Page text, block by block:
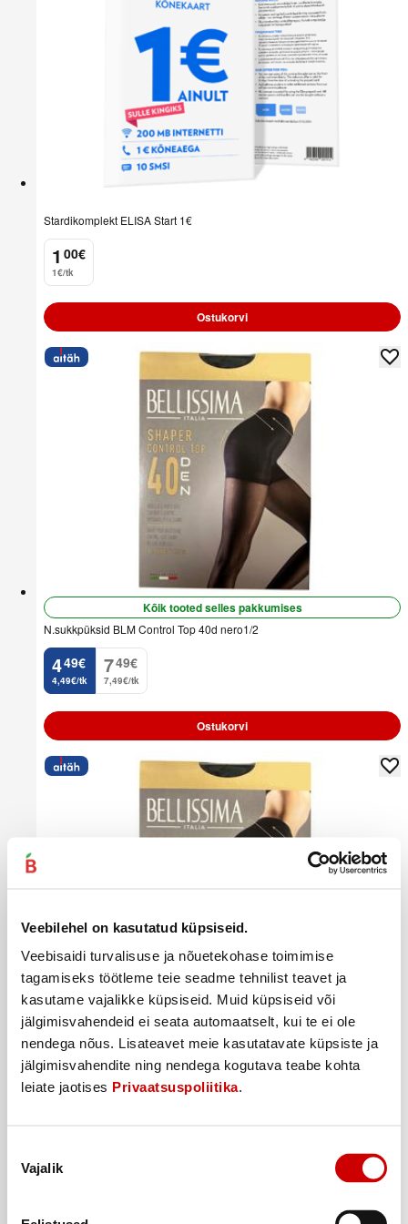
Veebilehel on kasutatud küpsiseid.
Veebisaidi turvalisuse ja nõuetekohase toimimise
tagamiseks töötleme teie seadme tehnilist teavet ja
kasutame vajalikke küpsiseid. Muid küpsiseid või
jälgimisvahendeid ei seata automaatselt, kui te ei ole
nendega nõus. Lisateavet meie kasutatavate küpsiste ja
jälgimisvahendite ning nendega kogutava teabe kohta
leiate jaotises Privaatsuspoliitika.
valik
Vajalik
Stardikomplekt ELISA Start 1€
1
. 00€
1€/tk
Ostukorvi
Kõik tooted selles pakkumises
N.sukkpüksid BLM Control Top 40d nero1/2
4
. 49€
4,49€/tk
7
. 49€
7,49€/tk
Ostukorvi
Kõik tooted selles pakkumises
N.sukkpüksid BLM Control Top 40d nero 3
4
. 49€
4,49€/tk
7
. 49 €
7,49€/tk